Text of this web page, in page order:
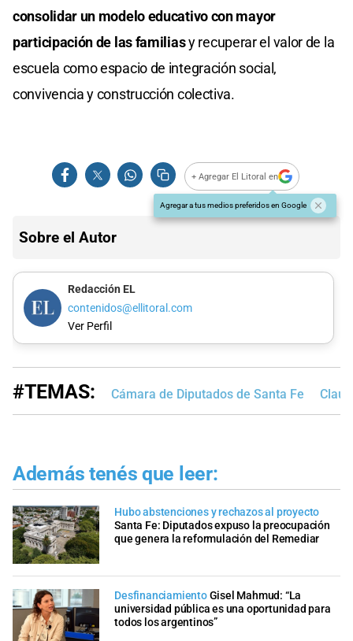
consolidar un modelo educativo con mayor
participación de las familiasy recuperar el valor de la
escuela como espacio de integración social,
convivencia y construcción colectiva.
+ Agregar El Litoral en
Agregar a tus medios preferidos en Google
Sobre el Autor
Redacción EL
contenidos@ellitoral.com
Ver Perfil
#TEMAS: Cámara de Diputados de Santa Fe
Además tenés que leer:
Hubo abstenciones y rechazos al proyecto
Santa Fe: Diputados expuso la preocupación
que genera la reformulación del Remediar
DesfinanciamientoGisel Mahmud: “La
universidad pública es una oportunidad para
todos los argentinos”